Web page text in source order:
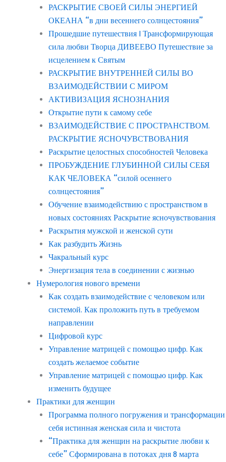
РАСКРЫТИЕ СВОЕЙ СИЛЫ ЭНЕРГИЕЙ
ОКЕАНА “в дни весеннего солнцестояния”
Прошедшие путешествия | Трансформирующая
сила любви Творца ДИВЕЕВО Путешествие за
исцелением к Святым
РАСКРЫТИЕ ВНУТРЕННЕЙ СИЛЫ ВО
ВЗАИМОДЕЙСТВИИ С МИРОМ
АКТИВИЗАЦИЯ ЯСНОЗНАНИЯ
Открытие пути к самому себе
ВЗАИМОДЕЙСТВИЕ С ПРОСТРАНСТВОМ.
РАСКРЫТИЕ ЯСНОЧУВСТВОВАНИЯ
Раскрытие целостных способностей Человека
ПРОБУЖДЕНИЕ ГЛУБИННОЙ СИЛЫ СЕБЯ
КАК ЧЕЛОВЕКА “силой осеннего
солнцестояния”
Обучение взаимодействию с пространством в
новых состояниях Раскрытие ясночувствования
Раскрытия мужской и женской сути
Как разбудить Жизнь
Чакральный курс
Энергизация тела в соединении с жизнью
Нумерология нового времени
Как создать взаимодействие с человеком или
системой. Как проложить путь в требуемом
направлении
Цифровой курс
Управление матрицей с помощью цифр. Как
создать желаемое событие
Управление матрицей с помощью цифр. Как
изменить будущее
Практики для женщин
Программа полного погружения и трансформации
себя истинная женская сила и чистота
“Практика для женщин на раскрытие любви к
себе” Сформирована в потоках дня 8 марта